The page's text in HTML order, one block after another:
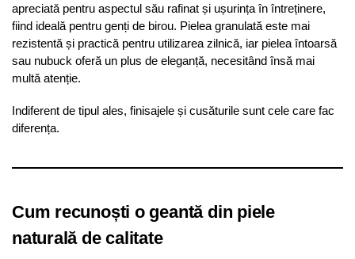
apreciată pentru aspectul său rafinat și ușurința în întreținere,
fiind ideală pentru genți de birou. Pielea granulată este mai
rezistentă și practică pentru utilizarea zilnică, iar pielea întoarsă
sau nubuck oferă un plus de eleganță, necesitând însă mai
multă atenție.
Indiferent de tipul ales, finisajele și cusăturile sunt cele care fac
diferența.
Cum recunoști o geantă din piele
naturală de calitate